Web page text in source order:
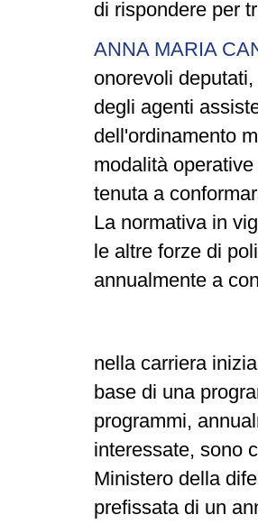
di rispondere per
ANNA MARIA
onorevoli
degli agenti
dell'ordinamento
modalità
tenuta a
La normativa in
le altre forze di
annualmente a
nella carriera
base di una
programmi,
interessate, sono
Ministero della
prefissata di un